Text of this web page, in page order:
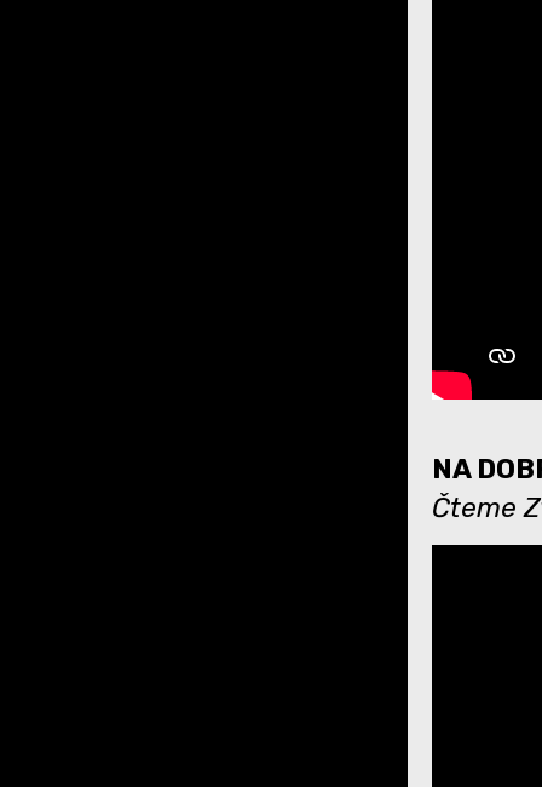
NA
Čteme